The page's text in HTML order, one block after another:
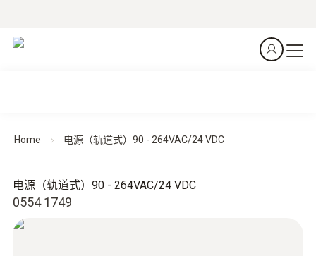
Home 电源（轨道式）90 - 264VAC/24 VDC
0554 1749
电源（轨道式）90 - 264VAC/24 VDC